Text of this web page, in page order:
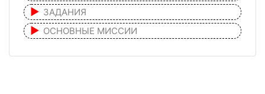
ЗАДАНИЯ
ОСНОВНЫЕ МИССИИ